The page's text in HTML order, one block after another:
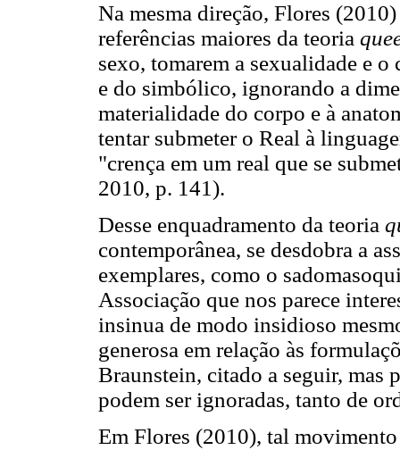
Na mesma direção, Flores
referências maiores da teoria
sexo, tomarem a sexualidade e
e do simbólico, ignorando a
materialidade do corpo e à
tentar submeter o Real à
"crença em um real que se
2010, p. 141).
Desse enquadramento da teoria
contemporânea, se desdobra a
exemplares, como o
Associação que nos parece
insinua de modo insidioso
generosa em relação às
Braunstein, citado a seguir, mas
podem ser ignoradas, tanto de
Em Flores (2010), tal